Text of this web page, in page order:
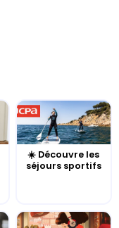
☀️ Découvre les
séjours sportifs